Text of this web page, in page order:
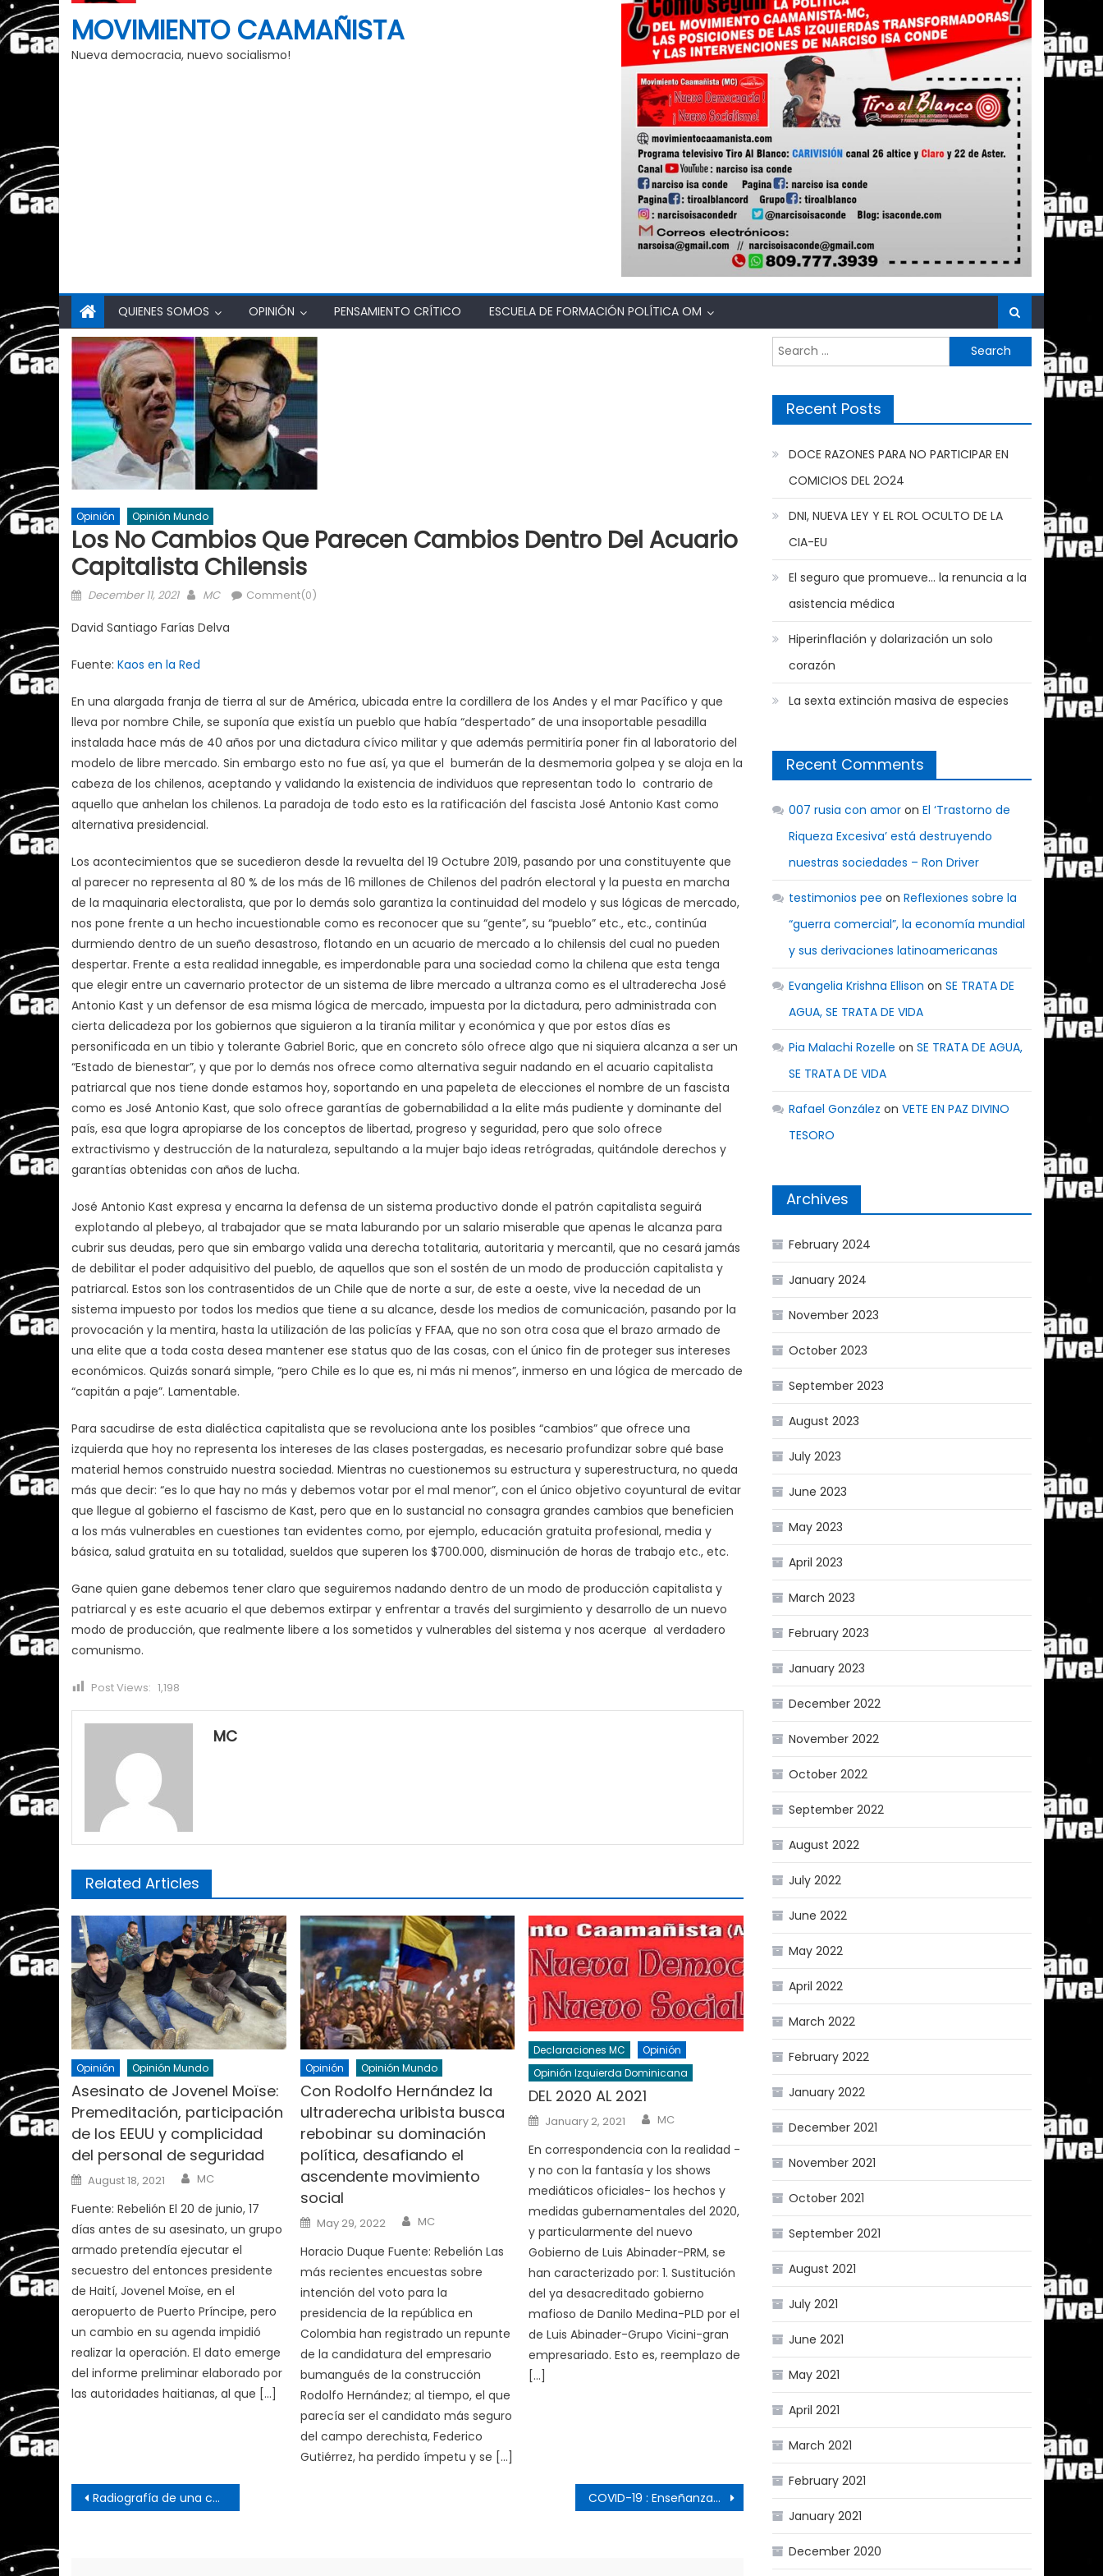
MOVIMIENTO CAAMAÑISTA
Nueva democracia, nuevo socialismo!
QUIENES SOMOS OPINIÓN PENSAMIENTO CRÍTICO ESCUELA DE FORMACIÓN POLÍTICA OM
Opinión Opinión Mundo
Los No Cambios Que Parecen Cambios Dentro Del Acuario
Capitalista Chilensis
Posted
December 11, 2021 Author
MC Comment(0)
David Santiago Farías Delva
Fuente: Kaos en la Red
En una alargada franja de tierra al sur de América, ubicada entre la cordillera de los Andes y el mar Pacífico y que
lleva por nombre Chile, se suponía que existía un pueblo que había “despertado” de una insoportable pesadilla
instalada hace más de 40 años por una dictadura cívico militar y que además permitiría poner fin al laboratorio del
modelo de libre mercado. Sin embargo esto no fue así, ya que el bumerán de la desmemoria golpea y se aloja en la
cabeza de los chilenos, aceptando y validando la existencia de individuos que representan todo lo contrario de
aquello que anhelan los chilenos. La paradoja de todo esto es la ratificación del fascista José Antonio Kast como
alternativa presidencial.
Los acontecimientos que se sucedieron desde la revuelta del 19 Octubre 2019, pasando por una constituyente que
al parecer no representa al 80 % de los más de 16 millones de Chilenos del padrón electoral y la puesta en marcha
de la maquinaria electoralista, que por lo demás solo garantiza la continuidad del modelo y sus lógicas de mercado,
nos pone frente a un hecho incuestionable como es reconocer que su “gente”, su “pueblo” etc., etc., continúa
durmiendo dentro de un sueño desastroso, flotando en un acuario de mercado a lo chilensis del cual no pueden
despertar. Frente a esta realidad innegable, es imperdonable para una sociedad como la chilena que esta tenga
que elegir entre un cavernario protector de un sistema de libre mercado a ultranza como es el ultraderecha José
Antonio Kast y un defensor de esa misma lógica de mercado, impuesta por la dictadura, pero administrada con
cierta delicadeza por los gobiernos que siguieron a la tiranía militar y económica y que por estos días es
personificada en un tibio y tolerante Gabriel Boric, que en concreto sólo ofrece algo que ni siquiera alcanza a ser un
“Estado de bienestar”, y que por lo demás nos ofrece como alternativa seguir nadando en el acuario capitalista
patriarcal que nos tiene donde estamos hoy, soportando en una papeleta de elecciones el nombre de un fascista
como es José Antonio Kast, que solo ofrece garantías de gobernabilidad a la elite más pudiente y dominante del
país, esa que logra apropiarse de los conceptos de libertad, progreso y seguridad, pero que solo ofrece
extractivismo y destrucción de la naturaleza, sepultando a la mujer bajo ideas retrógradas, quitándole derechos y
garantías obtenidas con años de lucha.
José Antonio Kast expresa y encarna la defensa de un sistema productivo donde el patrón capitalista seguirá
explotando al plebeyo, al trabajador que se mata laburando por un salario miserable que apenas le alcanza para
cubrir sus deudas, pero que sin embargo valida una derecha totalitaria, autoritaria y mercantil, que no cesará jamás
de debilitar el poder adquisitivo del pueblo, de aquellos que son el sostén de un modo de producción capitalista y
patriarcal. Estos son los contrasentidos de un Chile que de norte a sur, de este a oeste, vive la necedad de un
sistema impuesto por todos los medios que tiene a su alcance, desde los medios de comunicación, pasando por la
provocación y la mentira, hasta la utilización de las policías y FFAA, que no son otra cosa que el brazo armado de
una elite que a toda costa desea mantener ese status quo de las cosas, con el único fin de proteger sus intereses
económicos. Quizás sonará simple, “pero Chile es lo que es, ni más ni menos”, inmerso en una lógica de mercado de
“capitán a paje”. Lamentable.
Para sacudirse de esta dialéctica capitalista que se revoluciona ante los posibles “cambios” que ofrece una
izquierda que hoy no representa los intereses de las clases postergadas, es necesario profundizar sobre qué base
material hemos construido nuestra sociedad. Mientras no cuestionemos su estructura y superestructura, no queda
más que decir: “es lo que hay no más y debemos votar por el mal menor”, con el único objetivo coyuntural de evitar
que llegue al gobierno el fascismo de Kast, pero que en lo sustancial no consagra grandes cambios que beneficien
a los más vulnerables en cuestiones tan evidentes como, por ejemplo, educación gratuita profesional, media y
básica, salud gratuita en su totalidad, sueldos que superen los $700.000, disminución de horas de trabajo etc., etc.
Gane quien gane debemos tener claro que seguiremos nadando dentro de un modo de producción capitalista y
patriarcal y es este acuario el que debemos extirpar y enfrentar a través del surgimiento y desarrollo de un nuevo
modo de producción, que realmente libere a los sometidos y vulnerables del sistema y nos acerque al verdadero
comunismo.
Post Views: 1,198
MC
Related Articles
Opinión Opinión Mundo
Asesinato de Jovenel Moïse:
Premeditación, participación
de los EEUU y complicidad
del personal de seguridad
Posted
on
August 18, 2021 Author
MC
Fuente: Rebelión El 20 de junio, 17
días antes de su asesinato, un grupo
armado pretendía ejecutar el
secuestro del entonces presidente
de Haití, Jovenel Moïse, en el
aeropuerto de Puerto Príncipe, pero
un cambio en su agenda impidió
realizar la operación. El dato emerge
del informe preliminar elaborado por
las autoridades haitianas, al que […]
Opinión Opinión Mundo
Con Rodolfo Hernández la
ultraderecha uribista busca
rebobinar su dominación
política, desafiando el
ascendente movimiento
social
Posted
on
May 29, 2022 Author
MC
Horacio Duque Fuente: Rebelión Las
más recientes encuestas sobre
intención del voto para la
presidencia de la república en
Colombia han registrado un repunte
de la candidatura del empresario
bumangués de la construcción
Rodolfo Hernández; al tiempo, el que
parecía ser el candidato más seguro
del campo derechista, Federico
Gutiérrez, ha perdido ímpetu y se […]
Declaraciones MC
Opinión
Opinión Izquierda Dominicana
DEL 2020 AL 2021
Posted
on
January 2, 2021 Author
MC
En correspondencia con la realidad -
y no con la fantasía y los shows
mediáticos oficiales- los hechos y
medidas gubernamentales del 2020,
y particularmente del nuevo
Gobierno de Luis Abinader-PRM, se
han caracterizado por: 1. Sustitución
del ya desacreditado gobierno
mafioso de Danilo Medina-PLD por el
de Luis Abinader-Grupo Vicini-gran
empresariado. Esto es, reemplazo de
[…]
Post
navigation
Radiografía de una conmoción electoral COVID-19 : Enseñanzas de una pandemia inconclusa
Search
for:
Recent Posts
DOCE RAZONES PARA NO PARTICIPAR EN
COMICIOS DEL 2O24
DNI, NUEVA LEY Y EL ROL OCULTO DE LA
CIA-EU
El seguro que promueve… la renuncia a la
asistencia médica
Hiperinflación y dolarización un solo
corazón
La sexta extinción masiva de especies
Recent Comments
007 rusia con amor onEl ‘Trastorno de
Riqueza Excesiva’ está destruyendo
nuestras sociedades – Ron Driver
testimonios pee onReflexiones sobre la
“guerra comercial”, la economía mundial
y sus derivaciones latinoamericanas
Evangelia Krishna Ellison onSE TRATA DE
AGUA, SE TRATA DE VIDA
Pia Malachi Rozelle onSE TRATA DE AGUA,
SE TRATA DE VIDA
Rafael González onVETE EN PAZ DIVINO
TESORO
Archives
February 2024
January 2024
November 2023
October 2023
September 2023
August 2023
July 2023
June 2023
May 2023
April 2023
March 2023
February 2023
January 2023
December 2022
November 2022
October 2022
September 2022
August 2022
July 2022
June 2022
May 2022
April 2022
March 2022
February 2022
January 2022
December 2021
November 2021
October 2021
September 2021
August 2021
July 2021
June 2021
May 2021
April 2021
March 2021
February 2021
January 2021
December 2020